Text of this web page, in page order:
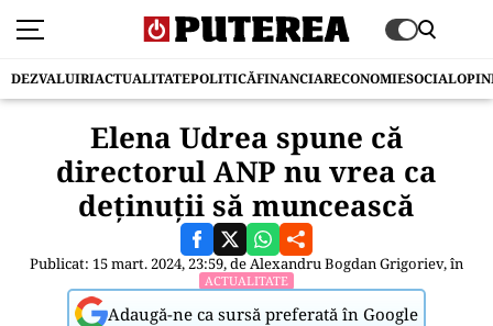
DEZVALUIRIACTUALITATEPOLITICĂFINANCIARECONOMIESOCIAL
Elena Udrea spune că
directorul ANP nu vrea ca
deținuții să muncească
Publicat: 15 mart. 2024, 23:59, deAlexandru Bogdan Grigoriev, în
ACTUALITATE
Adaugă-ne ca sursă preferată în Google